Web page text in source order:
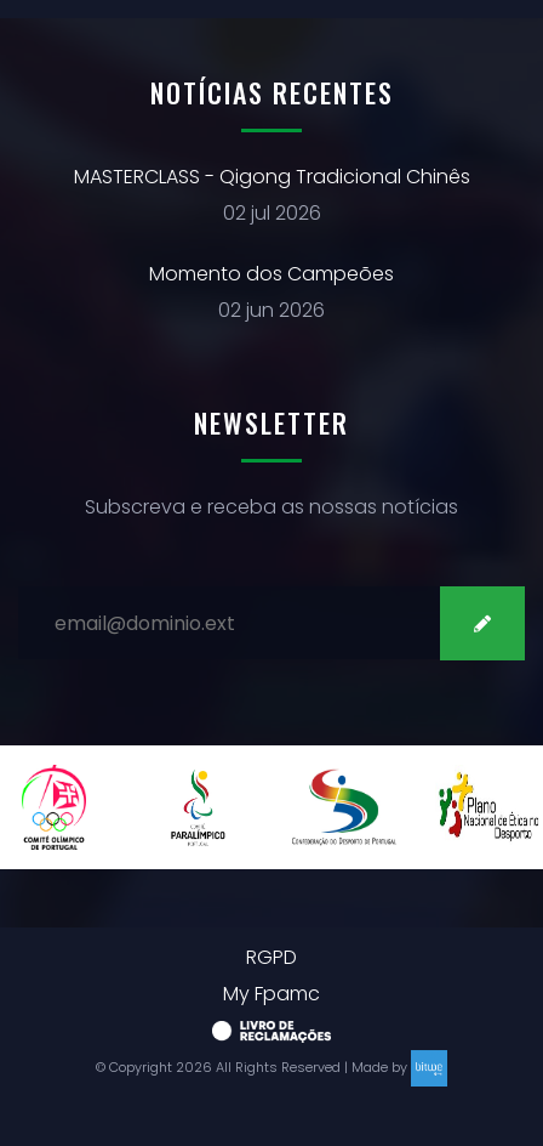
NOTÍCIAS RECENTES
MASTERCLASS - Qigong Tradicional Chinês
02 jul 2026
Momento dos Campeões
02 jun 2026
NEWSLETTER
Subscreva e receba as nossas notícias
RGPD
My Fpamc
© Copyright 2026 All Rights Reserved | Made by